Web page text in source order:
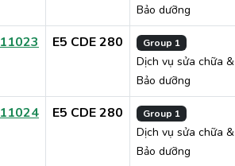
Bảo dưỡng
11023 E5 CDE 280 Group 1
Dịch vụ sửa chữa &
Bảo dưỡng
11024 E5 CDE 280 Group 1
Dịch vụ sửa chữa &
Bảo dưỡng